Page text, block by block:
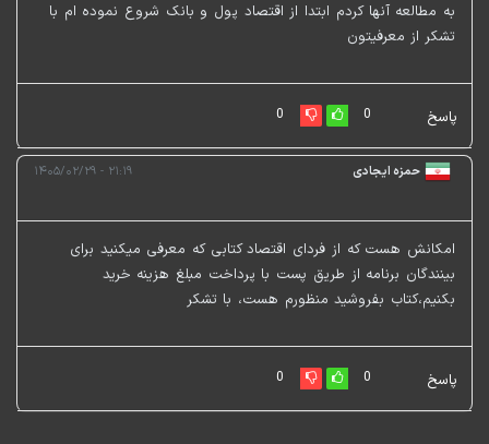
به مطالعه آنها کردم ابتدا از اقتصاد پول و بانک شروع نموده ام با
تشکر از معرفیتون
پاسخ 0
0
حمزه ایجادی ۲۱:۱۹ - ۱۴۰۵/۰۲/۲۹
امکانش هست که از فردای اقتصاد کتابی که معرفی میکنید برای
بینندگان برنامه از طریق پست با پرداخت مبلغ هزینه خرید
بکنیم،کتاب بفروشید منظورم هست، با تشکر
پاسخ 0
0